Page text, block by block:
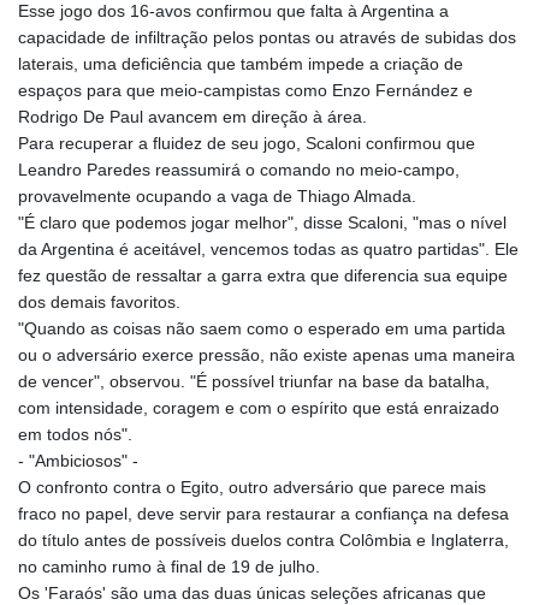
Esse jogo dos 16-avos confirmou que falta à Argentina a
capacidade de infiltração pelos pontas ou através de subidas dos
laterais, uma deficiência que também impede a criação de
espaços para que meio-campistas como Enzo Fernández e
Rodrigo De Paul avancem em direção à área.
Para recuperar a fluidez de seu jogo, Scaloni confirmou que
Leandro Paredes reassumirá o comando no meio-campo,
provavelmente ocupando a vaga de Thiago Almada.
"É claro que podemos jogar melhor", disse Scaloni, "mas o nível
da Argentina é aceitável, vencemos todas as quatro partidas". Ele
fez questão de ressaltar a garra extra que diferencia sua equipe
dos demais favoritos.
"Quando as coisas não saem como o esperado em uma partida
ou o adversário exerce pressão, não existe apenas uma maneira
de vencer", observou. "É possível triunfar na base da batalha,
com intensidade, coragem e com o espírito que está enraizado
em todos nós".
- "Ambiciosos" -
O confronto contra o Egito, outro adversário que parece mais
fraco no papel, deve servir para restaurar a confiança na defesa
do título antes de possíveis duelos contra Colômbia e Inglaterra,
no caminho rumo à final de 19 de julho.
Os 'Faraós' são uma das duas únicas seleções africanas que